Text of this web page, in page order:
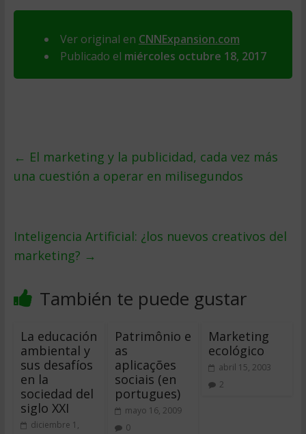
Ver original en CNNExpansion.com
Publicado el miércoles octubre 18, 2017
← El marketing y la publicidad, cada vez más
una cuestión a operar en milisegundos
Inteligencia Artificial: ¿los nuevos creativos del
marketing? →
También te puede gustar
La educación
ambiental y
sus desafíos
en la
sociedad del
siglo XXI
diciembre 1,
Patrimônio e
as
aplicações
sociais (en
portugues)
mayo 16, 2009
0
Marketing
ecológico
abril 15, 2003
2